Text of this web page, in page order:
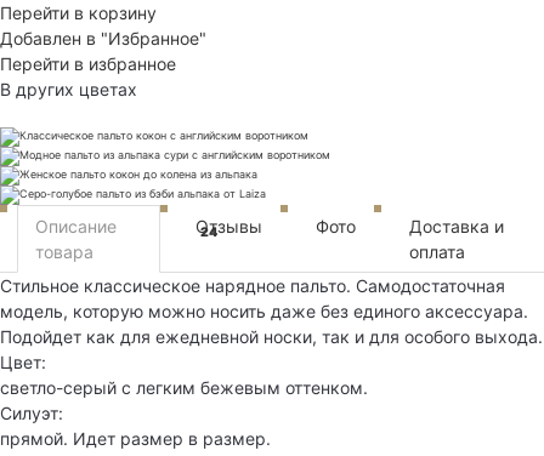
Перейти в корзину
Добавлен в "Избранное"
Перейти в избранное
В других цветах
Описание
товара
Отзывы
24 Фото
Доставка и
оплата
Стильное классическое нарядное пальто. Самодостаточная
модель, которую можно носить даже без единого аксессуара.
Подойдет как для ежедневной носки, так и для особого выхода.
Цвет:
светло-серый с легким бежевым оттенком.
Силуэт:
прямой. Идет размер в размер.